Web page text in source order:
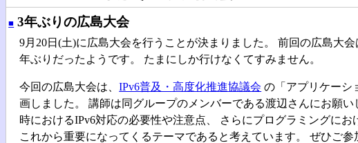
■ 3年ぶりの広島大会
9月20日(土)に広島大会を行うことが決まりました。 前回の広島大
年ぶりだったようです。 たまにしか行けなくてすみません。
今回の広島大会は、IPv6普及・高度化推進協議会 の「アプリケーシ
画しました。 講師は同グループのメンバーである渡辺さんにお願
時におけるIPv6対応の必要性や注意点、 さらにプログラミングに
これから重要になってくるテーマであると考えています。 ぜひご参